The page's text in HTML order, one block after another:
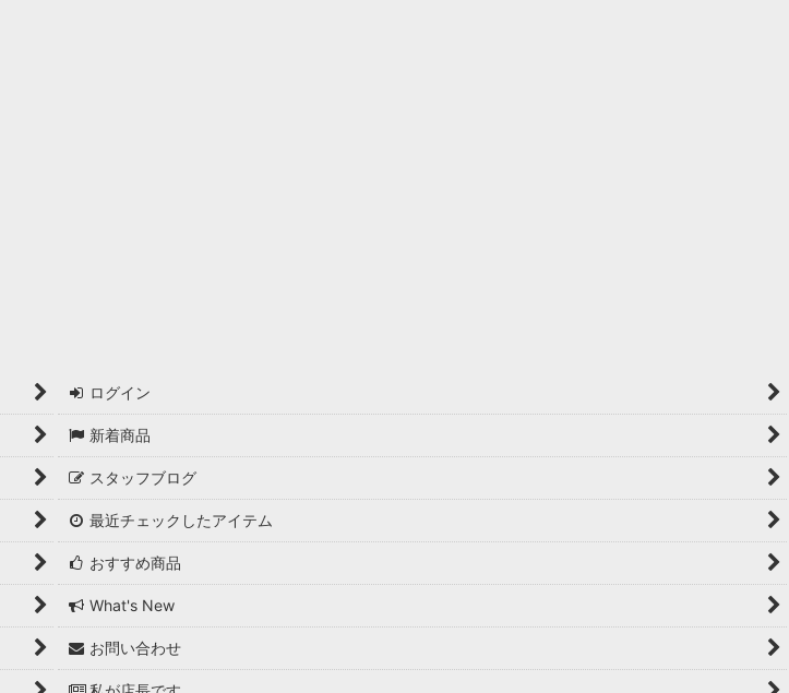
ログイン
新着商品
スタッフブログ
最近チェックしたアイテム
おすすめ商品
What's New
お問い合わせ